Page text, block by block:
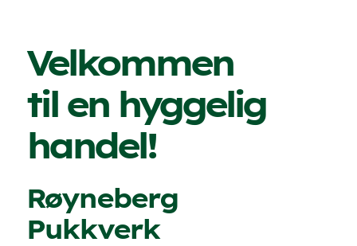
Velkommen
til en hyggelig
handel!
Røyneberg
Pukkverk